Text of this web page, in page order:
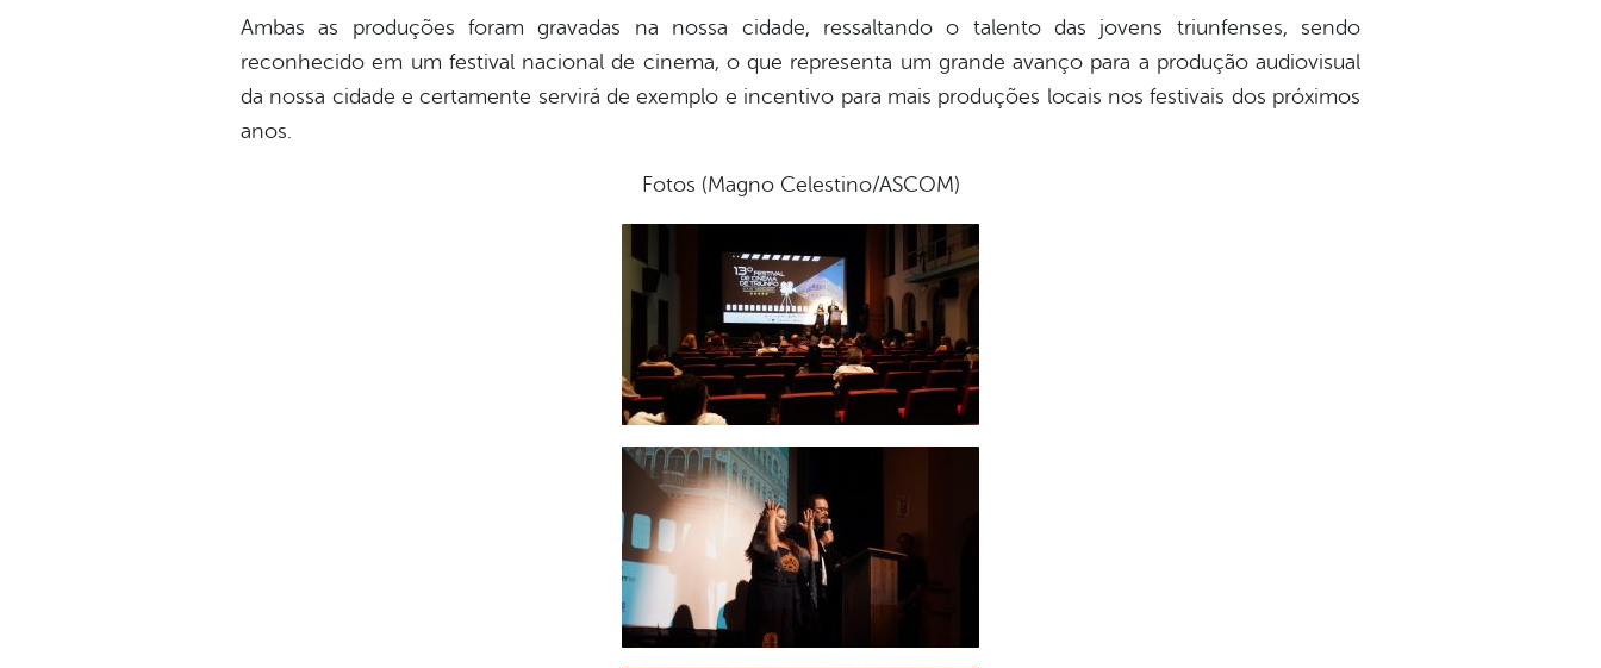
Ambas as produções foram gravadas na nossa cidade, ressaltando o talento das jovens triunfenses, sendo
reconhecido em um festival nacional de cinema, o que representa um grande avanço para a produção audiovisual
da nossa cidade e certamente servirá de exemplo e incentivo para mais produções locais nos festivais dos próximos
anos.
Fotos (Magno Celestino/ASCOM)